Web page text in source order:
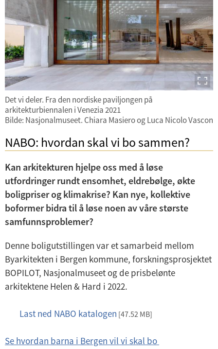
e
r
m
e
n
y
U
n
d
e
r
e
U
n
d
r
U
e
m
n
y
n
e
m
Bopilotkontoret
Boligutstilling
Hackathon
Designsprint
Det vi deler. Fra den nordiske paviljongen på
arkitekturbiennalen i Venezia 2021
Bilde: Nasjonalmuseet. Chiara Masiero og Luca Nicolo Vascon
NABO: hvordan skal vi bo sammen?
Kan arkitekturen hjelpe oss med å løse
utfordringer rundt ensomhet, eldrebølge, økte
boligpriser og klimakrise? Kan nye, kollektive
boformer bidra til å løse noen av våre største
samfunnsproblemer?
Denne boligutstillingen var et samarbeid mellom
Byarkitekten i Bergen kommune, forskningsprosjektet
BOPILOT, Nasjonalmuseet og de prisbelønte
arkitektene Helen & Hard i 2022.
f
Last ned NABO katalogen [47.52 MB]
Se hvordan barna i Bergen vil vi skal bo